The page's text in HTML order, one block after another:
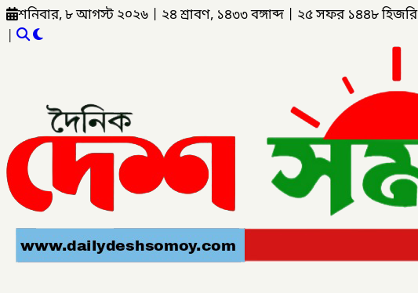
শনিবার, ৮ আগস্ট ২০২৬ ২৪ শ্রাবণ, ১৪৩৩ বঙ্গাব্দ ২৫ সফর ১৪৪৮ হিজরি
|